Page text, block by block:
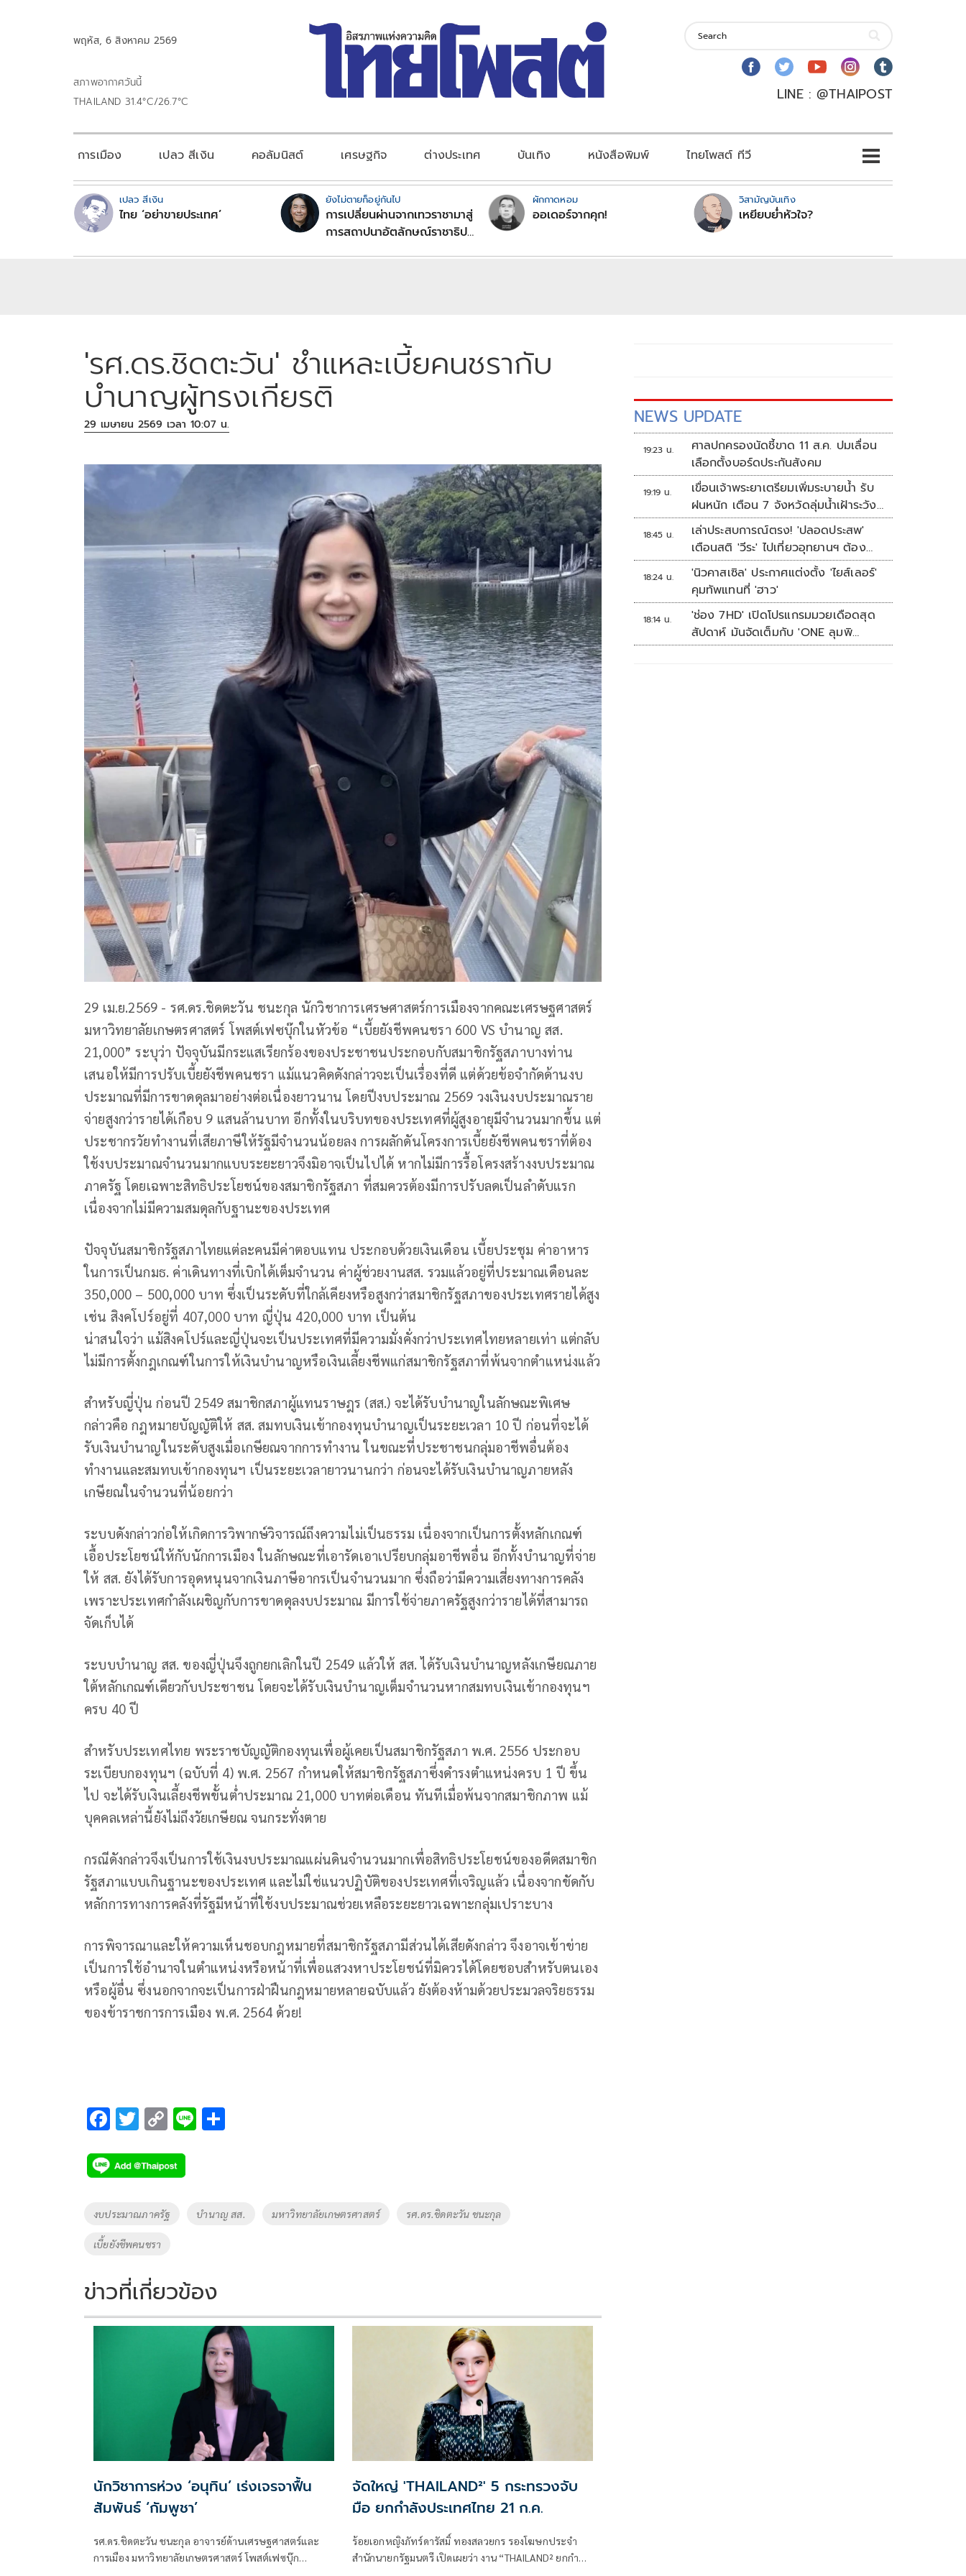
พฤหัส, 6 สิงหาคม 2569
สภาพอากาศวันนี้
THAILAND 31.4°C/26.7°C
LINE : @THAIPOST
การเมือง เปลว สีเงิน คอลัมนิสต์ เศรษฐกิจ ต่างประเทศ บันเทิง หนังสือพิมพ์ ไทยโพสต์ ทีวี
เปลว สีเงิน
ไทย ‘อย่าขายประเทศ’
ยังไม่ตายก็อยู่กันไป
การเปลี่ยนผ่านจากเทวราชามาสู่
การสถาปนาอัตลักษณ์ราชาธิป
ผักกาดหอม
ออเดอร์จากคุก!
วิสามัญบันเทิง
เหยียบย่ำหัวใจ?
'รศ.ดร.ชิดตะวัน' ชำแหละเบี้ยคนชรากับ
บำนาญผู้ทรงเกียรติ
29 เมษายน 2569 เวลา 10:07 น.
29 เม.ย.2569 - รศ.ดร.ชิดตะวัน ชนะกุล นักวิชาการเศรษศาสตร์การเมืองจากคณะเศรษฐศาสตร์
มหาวิทยาลัยเกษตรศาสตร์ โพสต์เฟซบุ๊กในหัวข้อ “เบี้ยยังชีพคนชรา 600 VS บำนาญ สส.
21,000” ระบุว่า ปัจจุบันมีกระแสเรียกร้องของประชาชนประกอบกับสมาชิกรัฐสภาบางท่าน
เสนอให้มีการปรับเบี้ยยังชีพคนชรา แม้แนวคิดดังกล่าวจะเป็นเรื่องที่ดี แต่ด้วยข้อจำกัดด้านงบ
ประมาณที่มีการขาดดุลมาอย่างต่อเนื่องยาวนาน โดยปีงบประมาณ 2569 วงเงินงบประมาณราย
จ่ายสูงกว่ารายได้เกือบ 9 แสนล้านบาท อีกทั้งในบริบทของประเทศที่ผู้สูงอายุมีจำนวนมากขึ้น แต่
ประชากรวัยทำงานที่เสียภาษีให้รัฐมีจำนวนน้อยลง การผลักดันโครงการเบี้ยยังชีพคนชราที่ต้อง
ใช้งบประมาณจำนวนมากแบบระยะยาวจึงมิอาจเป็นไปได้ หากไม่มีการรื้อโครงสร้างงบประมาณ
ภาครัฐ โดยเฉพาะสิทธิประโยชน์ของสมาชิกรัฐสภา ที่สมควรต้องมีการปรับลดเป็นลำดับแรก
เนื่องจากไม่มีความสมดุลกับฐานะของประเทศ
ปัจจุบันสมาชิกรัฐสภาไทยแต่ละคนมีค่าตอบแทน ประกอบด้วยเงินเดือน เบี้ยประชุม ค่าอาหาร
ในการเป็นกมธ. ค่าเดินทางที่เบิกได้เต็มจำนวน ค่าผู้ช่วยงานสส. รวมแล้วอยู่ที่ประมาณเดือนละ
350,000 – 500,000 บาท ซึ่งเป็นระดับที่ใกล้เคียงหรือสูงกว่าสมาชิกรัฐสภาของประเทศรายได้สูง
เช่น สิงคโปร์อยู่ที่ 407,000 บาท ญี่ปุ่น 420,000 บาท เป็นต้น
น่าสนใจว่า แม้สิงคโปร์และญี่ปุ่นจะเป็นประเทศที่มีความมั่งคั่งกว่าประเทศไทยหลายเท่า แต่กลับ
ไม่มีการตั้งกฎเกณฑ์ในการให้เงินบำนาญหรือเงินเลี้ยงชีพแก่สมาชิกรัฐสภาที่พ้นจากตำแหน่งแล้ว
สำหรับญี่ปุ่น ก่อนปี 2549 สมาชิกสภาผู้แทนราษฎร (สส.) จะได้รับบำนาญในลักษณะพิเศษ
กล่าวคือ กฎหมายบัญญัติให้ สส. สมทบเงินเข้ากองทุนบำนาญเป็นระยะเวลา 10 ปี ก่อนที่จะได้
รับเงินบำนาญในระดับสูงเมื่อเกษียณจากการทำงาน ในขณะที่ประชาชนกลุ่มอาชีพอื่นต้อง
ทำงานและสมทบเข้ากองทุนฯ เป็นระยะเวลายาวนานกว่า ก่อนจะได้รับเงินบำนาญภายหลัง
เกษียณในจำนวนที่น้อยกว่า
ระบบดังกล่าวก่อให้เกิดการวิพากษ์วิจารณ์ถึงความไม่เป็นธรรม เนื่องจากเป็นการตั้งหลักเกณฑ์
เอื้อประโยชน์ให้กับนักการเมือง ในลักษณะที่เอารัดเอาเปรียบกลุ่มอาชีพอื่น อีกทั้งบำนาญที่จ่าย
ให้ สส. ยังได้รับการอุดหนุนจากเงินภาษีอากรเป็นจำนวนมาก ซึ่งถือว่ามีความเสี่ยงทางการคลัง
เพราะประเทศกำลังเผชิญกับการขาดดุลงบประมาณ มีการใช้จ่ายภาครัฐสูงกว่ารายได้ที่สามารถ
จัดเก็บได้
ระบบบำนาญ สส. ของญี่ปุ่นจึงถูกยกเลิกในปี 2549 แล้วให้ สส. ได้รับเงินบำนาญหลังเกษียณภาย
ใต้หลักเกณฑ์เดียวกับประชาชน โดยจะได้รับเงินบำนาญเต็มจำนวนหากสมทบเงินเข้ากองทุนฯ
ครบ 40 ปี
สำหรับประเทศไทย พระราชบัญญัติกองทุนเพื่อผู้เคยเป็นสมาชิกรัฐสภา พ.ศ. 2556 ประกอบ
ระเบียบกองทุนฯ (ฉบับที่ 4) พ.ศ. 2567 กำหนดให้สมาชิกรัฐสภาซึ่งดำรงตำแหน่งครบ 1 ปี ขึ้น
ไป จะได้รับเงินเลี้ยงชีพขั้นต่ำประมาณ 21,000 บาทต่อเดือน ทันทีเมื่อพ้นจากสมาชิกภาพ แม้
บุคคลเหล่านี้ยังไม่ถึงวัยเกษียณ จนกระทั่งตาย
กรณีดังกล่าวจึงเป็นการใช้เงินงบประมาณแผ่นดินจำนวนมากเพื่อสิทธิประโยชน์ของอดีตสมาชิก
รัฐสภาแบบเกินฐานะของประเทศ และไม่ใช่แนวปฏิบัติของประเทศที่เจริญแล้ว เนื่องจากขัดกับ
หลักการทางการคลังที่รัฐมีหน้าที่ใช้งบประมาณช่วยเหลือระยะยาวเฉพาะกลุ่มเปราะบาง
การพิจารณาและให้ความเห็นชอบกฎหมายที่สมาชิกรัฐสภามีส่วนได้เสียดังกล่าว จึงอาจเข้าข่าย
เป็นการใช้อํานาจในตําแหน่งหรือหน้าที่เพื่อแสวงหาประโยชน์ที่มิควรได้โดยชอบสําหรับตนเอง
หรือผู้อื่น ซึ่งนอกจากจะเป็นการฝ่าฝืนกฎหมายหลายฉบับแล้ว ยังต้องห้ามด้วยประมวลจริยธรรม
ของข้าราชการการเมือง พ.ศ. 2564 ด้วย!
F
e
b
o
o
k
T
tt
er
C
p
y
Li
Li
Tags
งบประมาณภาครัฐ บำนาญ สส. มหาวิทยาลัยเกษตรศาสตร์ รศ.ดร.ชิดตะวัน ชนะกุล
เบี้ยยังชีพคนชรา
ข่าวที่เกี่ยวข้อง
นักวิชาการห่วง ‘อนุทิน’ เร่งเจรจาฟื้น
สัมพันธ์ ‘กัมพูชา’
รศ.ดร.ชิดตะวัน ชนะกุล อาจารย์ด้านเศรษฐศาสตร์และ
การเมือง มหาวิทยาลัยเกษตรศาสตร์ โพสต์เฟซบุ๊ก
จัดใหญ่ 'THAILAND²' 5 กระทรวงจับ
มือ ยกกำลังประเทศไทย 21 ก.ค.
ร้อยเอกหญิงภัทร์ดารัสมิ์ ทองสลวยกร รองโฆษกประจำ
สำนักนายกรัฐมนตรี เปิดเผยว่า งาน “THAILAND² ยกกำลัง
NEWS UPDATE
19:23 น.
ศาลปกครองนัดชี้ขาด 11 ส.ค. ปมเลื่อน
เลือกตั้งบอร์ดประกันสังคม
19:19 น.
เขื่อนเจ้าพระยาเตรียมเพิ่มระบายน้ำ รับ
ฝนหนัก เตือน 7 จังหวัดลุ่มน้ำเฝ้าระวัง
ระดับน้ำสูงขึ้น
18:45 น.
เล่าประสบการณ์ตรง! 'ปลอดประสพ'
เตือนสติ 'วีระ' ไปเที่ยวอุทยานฯ ต้อง
ยอมรับธรรมชาติดิบๆให้ได้
18:24 น.
'นิวคาสเซิล' ประกาศแต่งตั้ง 'ไยส์เลอร์'
คุมทัพแทนที่ 'ฮาว'
18:14 น.
'ช่อง 7HD' เปิดโปรแกรมมวยเดือดสุด
สัปดาห์ มันจัดเต็มกับ 'ONE ลุมพิ
นี 165-มวยไทย 7 สี'